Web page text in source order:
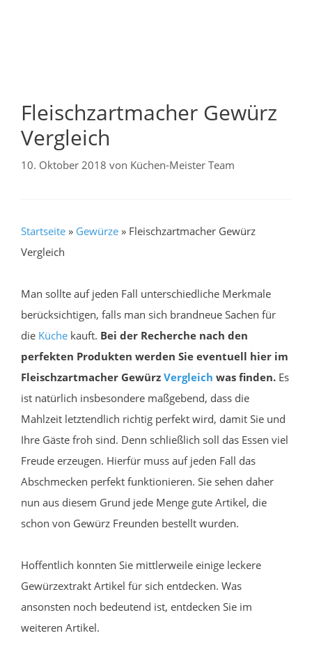
Fleischzartmacher Gewürz
Vergleich
10. Oktober 2018 von Küchen-Meister Team
Startseite » Gewürze » Fleischzartmacher Gewürz
Vergleich
Man sollte auf jeden Fall unterschiedliche Merkmale
berücksichtigen, falls man sich brandneue Sachen für
die Küche kauft. Bei der Recherche nach den
perfekten Produkten werden Sie eventuell hier im
Fleischzartmacher Gewürz Vergleich was finden. Es
ist natürlich insbesondere maßgebend, dass die
Mahlzeit letztendlich richtig perfekt wird, damit Sie und
Ihre Gäste froh sind. Denn schließlich soll das Essen viel
Freude erzeugen. Hierfür muss auf jeden Fall das
Abschmecken perfekt funktionieren. Sie sehen daher
nun aus diesem Grund jede Menge gute Artikel, die
schon von Gewürz Freunden bestellt wurden.
Hoffentlich konnten Sie mittlerweile einige leckere
Gewürzextrakt Artikel für sich entdecken. Was
ansonsten noch bedeutend ist, entdecken Sie im
weiteren Artikel.